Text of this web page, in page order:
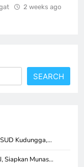
2 weeks ago
SEARCH
Kudungga,…
Siapkan Munas…